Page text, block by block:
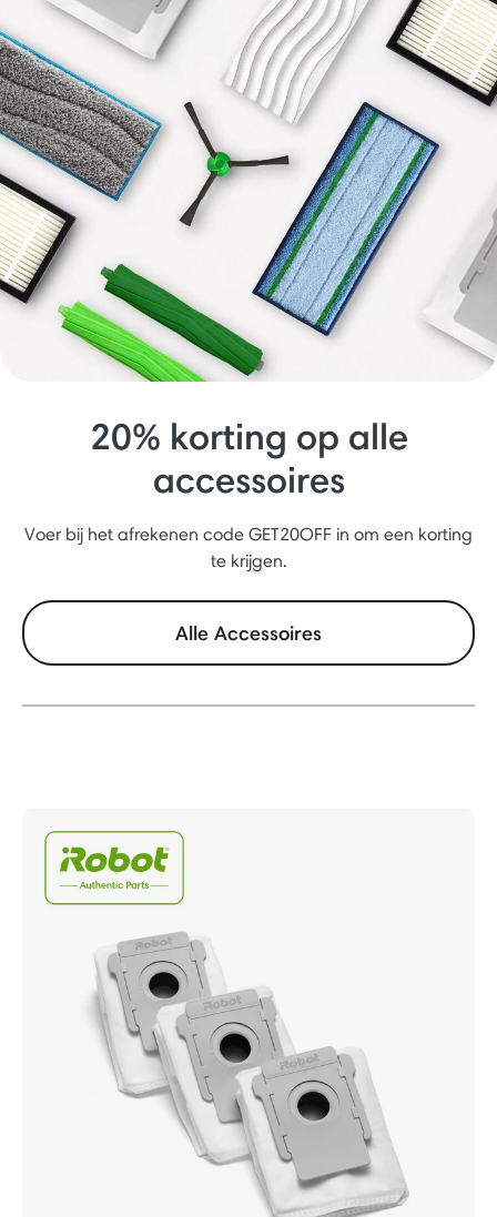
20% korting op alle
accessoires
Voer bij het afrekenen code GET20OFF in om een korting
te krijgen.
Alle Accessoires